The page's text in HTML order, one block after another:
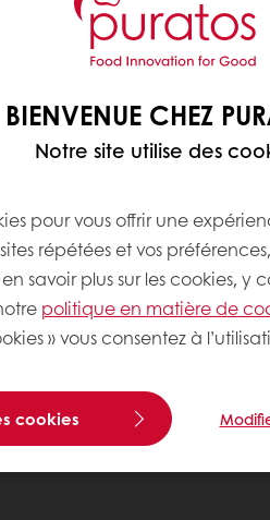
BIENVENUE CHEZ
Notre site utilise des
pour vous offrir une
répétées et vos
savoir plus sur les cookies, y
politique en matière de
» vous consentez à
cookies